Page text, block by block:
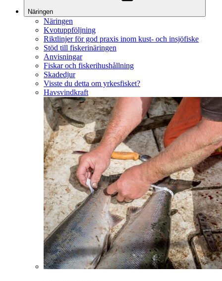
Näringen
Näringen
Kvotuppföljning
Riktlinjer för god praxis inom kust- och insjöfiske
Stöd till fiskerinäringen
Anvisningar
Fiskar och fiskerihushållning
Skadedjur
Visste du detta om yrkesfisket?
Havsvindkraft